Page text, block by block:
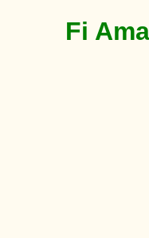
Fi